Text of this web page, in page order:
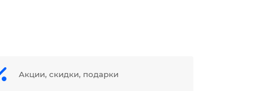
Акции, скидки, подарки